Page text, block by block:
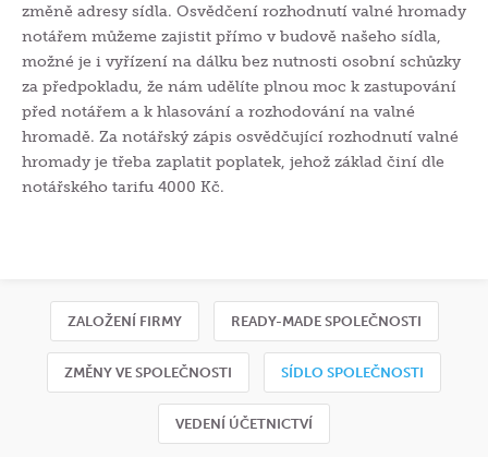
změně adresy sídla. Osvědčení rozhodnutí valné hromady
notářem můžeme zajistit přímo v budově našeho sídla,
možné je i vyřízení na dálku bez nutnosti osobní schůzky
za předpokladu, že nám udělíte plnou moc k zastupování
před notářem a k hlasování a rozhodování na valné
hromadě. Za notářský zápis osvědčující rozhodnutí valné
hromady je třeba zaplatit poplatek, jehož základ činí dle
notářského tarifu 4000 Kč.
ZALOŽENÍ FIRMY READY-MADE SPOLEČNOSTI
ZMĚNY VE SPOLEČNOSTI SÍDLO SPOLEČNOSTI
VEDENÍ ÚČETNICTVÍ